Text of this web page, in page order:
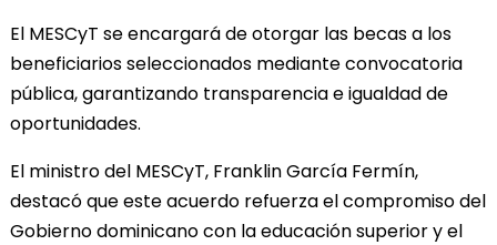
El MESCyT se encargará de otorgar las becas a los
beneficiarios seleccionados mediante convocatoria
pública, garantizando transparencia e igualdad de
oportunidades.
El ministro del MESCyT, Franklin García Fermín,
destacó que este acuerdo refuerza el compromiso del
Gobierno dominicano con la educación superior y el